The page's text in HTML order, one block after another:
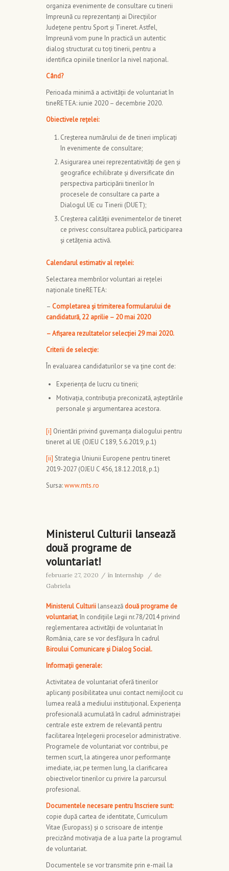
organiza evenimente de consultare cu tinerii
împreună cu reprezentanți ai Direcțiilor
Județene pentru Sport și Tineret. Astfel,
împreună vom pune în practică un autentic
dialog structurat cu toți tinerii, pentru a
identifica opiniile tinerilor la nivel național.
Când?
Perioada minimă a activității de voluntariat în
tineRETEA: iunie 2020 – decembrie 2020.
Obiectivele rețelei:
Creşterea numărului de de tineri implicați
în evenimente de consultare;
Asigurarea unei reprezentativități de gen și
geografice echilibrate și diversificate din
perspectiva participării tinerilor în
procesele de consultare ca parte a
Dialogul UE cu Tinerii (DUET);
Creşterea calităţii evenimentelor de tineret
ce privesc consultarea publică, participarea
și cetățenia activă.
Calendarul estimativ al rețelei:
Selectarea membrilor voluntari ai rețelei
naționale tineRETEA:
– Completarea și trimitereaformularului de
candidatură, 22 aprilie – 20 mai 2020
– Afișarea rezultatelor selecției 29 mai 2020.
Criterii de selecţie:
În evaluarea candidaturilor se va ţine cont de:
Experiența de lucru cu tinerii;
Motivația, contribuția preconizată, așteptările
personale și argumentarea acestora.
[i] Orientări privind guvernanța dialogului pentru
tineret al UE (OJEU C 189, 5.6.2019, p.1)
[ii] Strategia Uniunii Europene pentru tineret
2019-2027 (OJEU C 456, 18.12.2018, p.1)
Sursa:www.mts.ro
Ministerul Culturii lansează
două programe de
voluntariat!
februarie 27, 2020 / în Internship / de
Gabriela
Ministerul Culturii lansează două programe de
voluntariat, în condiţiile Legii nr.78/2014 privind
reglementarea activităţii de voluntariat în
România, care se vor desfăşura în cadrul
Biroului Comunicare și Dialog Social.
Informaţii generale:
Activitatea de voluntariat oferă tinerilor
aplicanți posibilitatea unui contact nemijlocit cu
lumea reală a mediului instituțional. Experiența
profesională acumulată în cadrul administrației
centrale este extrem de relevantă pentru
facilitarea înțelegerii proceselor administrative.
Programele de voluntariat vor contribui, pe
termen scurt, la atingerea unor performanțe
imediate, iar, pe termen lung, la clarificarea
obiectivelor tinerilor cu privire la parcursul
profesional.
Documentele necesare pentru înscriere sunt:
copie după cartea de identitate, Curriculum
Vitae (Europass) și o scrisoare de intenție
precizând motivația de a lua parte la programul
de voluntariat.
Documentele se vor transmite prin e-mail la